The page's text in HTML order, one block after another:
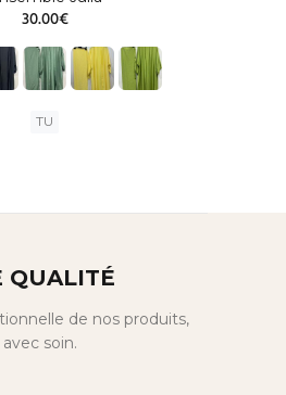
30.00€
TU
QUALITÉ
de nos produits,
soin.